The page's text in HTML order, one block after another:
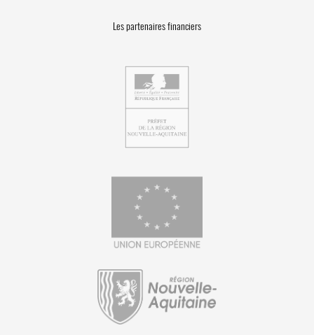
Les partenaires financiers